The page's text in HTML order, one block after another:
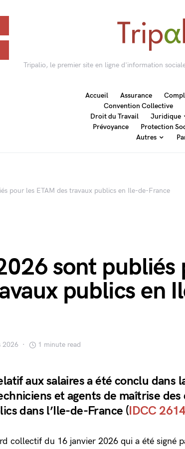
Tripalio, le premier site en ligne d'information
Accueil Assurance
Convention Collective
Droit du Travail
Juridique
Prévoyance
Protection
Autres
pour les ETAM des travaux publics en Ile-de-France
sont publiés
publics en
2026 1 minute read
aux salaires a été conclu dans
et agents de maîtrise
dans l’Ile-de-France (IDCC
collectif du 16 janvier 2026 qui a été signé